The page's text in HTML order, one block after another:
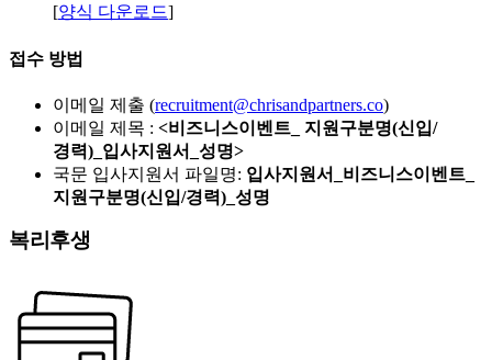
[양식 다운로드]
접수 방법
이메일 제출 (recruitment@chrisandpartners.co)
이메일 제목 : <비즈니스이벤트_ 지원구분명(신입/
경력)_입사지원서_성명>
국문 입사지원서 파일명: 입사지원서_비즈니스이벤트_
지원구분명(신입/경력)_성명
복리후생